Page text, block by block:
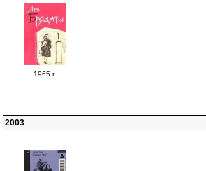
1965 г.
2003